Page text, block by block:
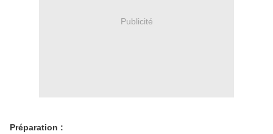
Publicité
Préparation :